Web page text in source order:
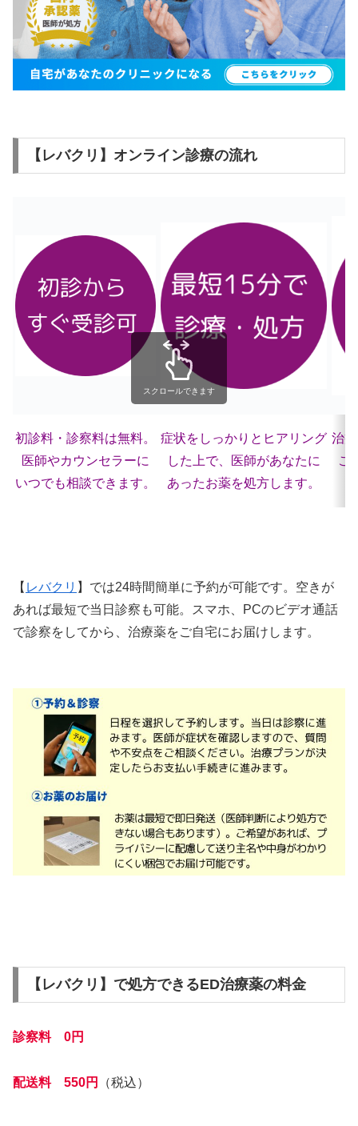
【レバクリ】オンライン診療の流れ
初診料・診察料は無料。
医師やカウンセラーに
いつでも相談できます。
症状をしっかりとヒアリング
した上で、医師があなたに
あったお薬を処方します。
治
ご
スクロールできます
【 レバクリ 】では24時間簡単に予約が可能です。空きが
あれば最短で当日診察も可能。スマホ、PCのビデオ通話
で診察をしてから、治療薬をご自宅にお届けします。
【レバクリ】で処方できるED治療薬の料金
診察料 0円
配送料 550円 （税込）